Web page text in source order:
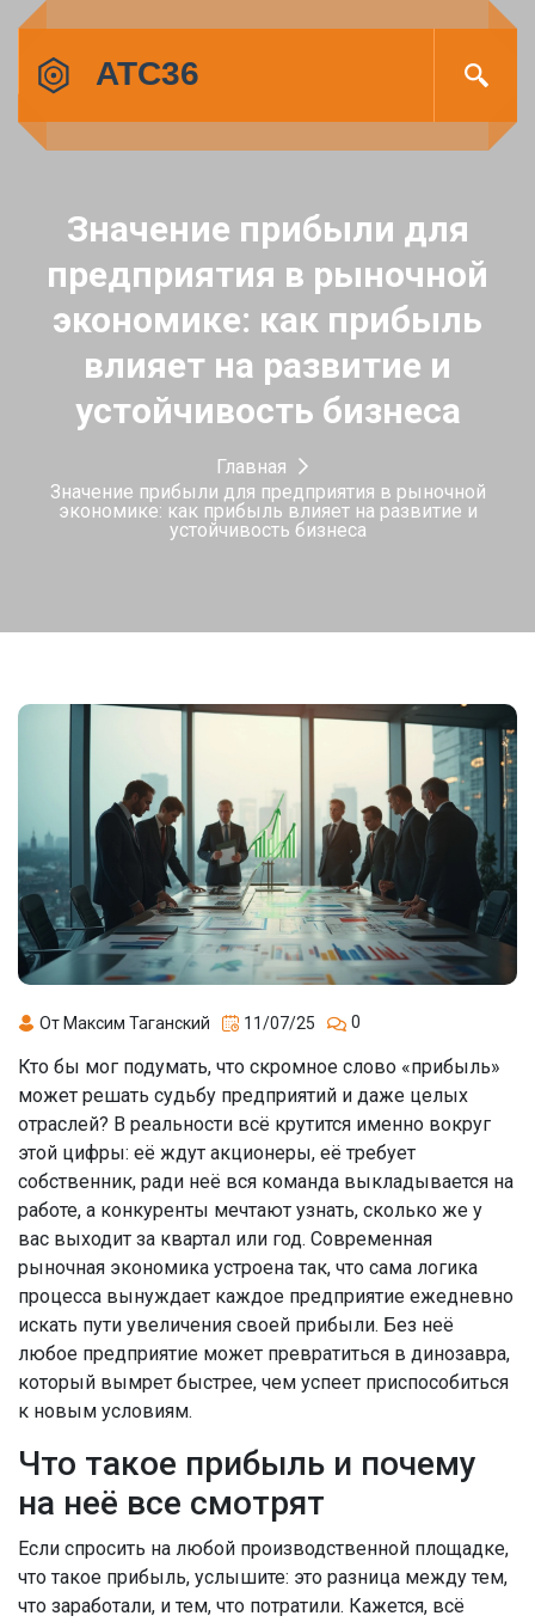
Значение прибыли для
предприятия в рыночной
экономике: как прибыль
влияет на развитие и
устойчивость бизнеса
Главная
Значение прибыли для предприятия в рыночной
экономике: как прибыль влияет на развитие и
устойчивость бизнеса
От Максим Таганский 11/07/25 0
Кто бы мог подумать, что скромное слово «прибыль»
может решать судьбу предприятий и даже целых
отраслей? В реальности всё крутится именно вокруг
этой цифры: её ждут акционеры, её требует
собственник, ради неё вся команда выкладывается на
работе, а конкуренты мечтают узнать, сколько же у
вас выходит за квартал или год. Cовременная
рыночная экономика устроена так, что сама логика
процесса вынуждает каждое предприятие ежедневно
искать пути увеличения своей прибыли. Без неё
любое предприятие может превратиться в динозавра,
который вымрет быстрее, чем успеет приспособиться
к новым условиям.
Что такое прибыль и почему
на неё все смотрят
Если спросить на любой производственной площадке,
что такое прибыль, услышите: это разница между тем,
что заработали, и тем, что потратили. Кажется, всё